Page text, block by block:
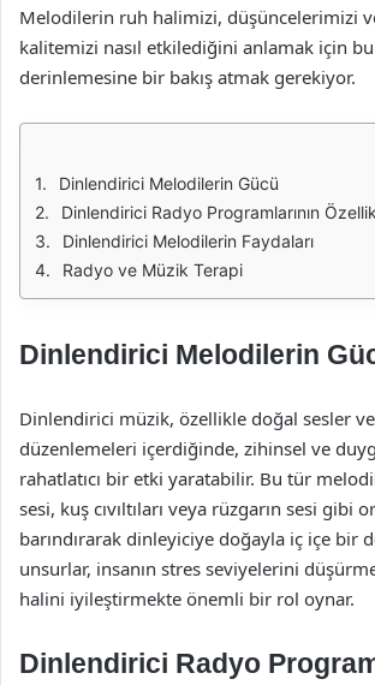
Melodilerin ruh halimizi, düşüncelerimizi
kalitemizi nasıl etkilediğini anlamak için
derinlemesine bir bakış atmak gerekiyor.
Dinlendirici Melodilerin Gücü
Dinlendirici Radyo Programlarının
Dinlendirici Melodilerin Faydaları
Radyo ve Müzik Terapi
Dinlendirici Melodilerin
Dinlendirici müzik, özellikle doğal sesler
düzenlemeleri içerdiğinde, zihinsel ve
rahatlatıcı bir etki yaratabilir. Bu tür
sesi, kuş cıvıltıları veya rüzgarın sesi gibi
barındırarak dinleyiciye doğayla iç içe bir
unsurlar, insanın stres seviyelerini
halini iyileştirmekte önemli bir rol oynar.
Dinlendirici Radyo